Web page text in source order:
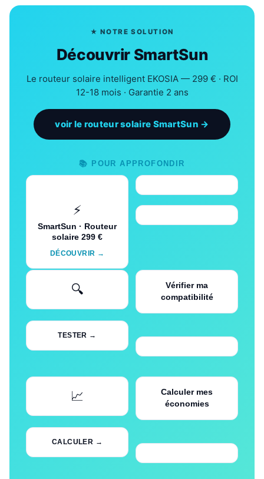
★ NOTRE SOLUTION
Découvrir SmartSun
Le routeur solaire intelligent EKOSIA — 299 € · ROI
12-18 mois · Garantie 2 ans
voir le routeur solaire SmartSun →
📚 POUR APPROFONDIR
⚡
SmartSun · Routeur
solaire 299 €
DÉCOUVRIR →
🔍
Vérifier ma
compatibilité
TESTER →
📈
Calculer mes
économies
CALCULER →